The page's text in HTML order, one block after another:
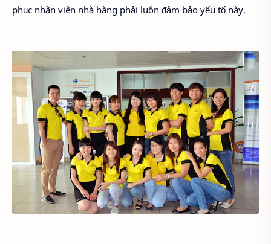
phục nhân viên nhà hàng phải luôn đảm bảo yếu tố này.